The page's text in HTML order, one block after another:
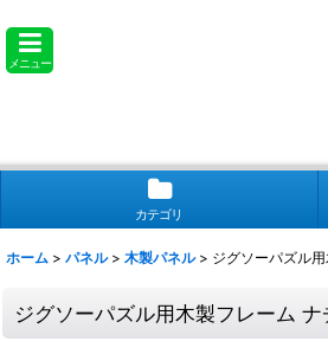
メニュー
カテゴリ
ホーム > パネル > 木製パネル > ジグソーパズル
ジグソーパズル用木製フレーム